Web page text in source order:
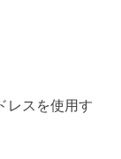
レスを使用す